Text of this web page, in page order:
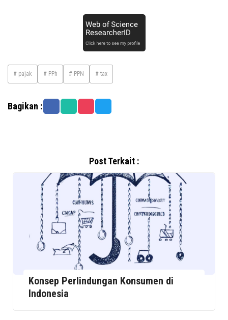
# pajak # PPh # PPN # tax
Bagikan :
Post Terkait :
Konsep Perlindungan Konsumen di
Indonesia